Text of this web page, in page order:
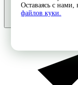
Оставаясь с нами,
файлов куки.